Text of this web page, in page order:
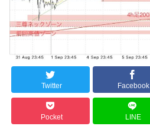
Twitter Facebook
Pocket LINE